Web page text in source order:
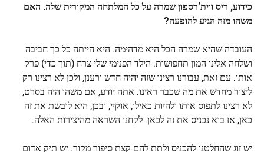
כידוע, ריס ווית'רספון שמרה על כל המלתחה המקורית שלה. האם
משהו מזה הגיע להופעה?
העובדה שהיא שמרה הכל היא מדהימה. היא הייתה כל כך חביבה
ושלחה אלינו המון תחפושות. הילד הפנימי שלי צרח (תוך כדי) פרק
אותו. עם זאת, עבורנו רצינו שזה יהיה חדש ורענן, ולכן לא רצינו רק
ליצור מחדש את מה שכבר ראינו. אתה יודע, אם משהו היה בסרט,
לא רצינו לתפוס אותו ולהיות כאילו, אוקיי, ובכן, היא לובשת את זה
כאן, אז בוא נכניס את זה לכאן. לקחנו השראה מהיצירות האלה.
יש זוג שהחלטנו להכניס ולתת להם קצת סיפור מקור. יש תיק אדום